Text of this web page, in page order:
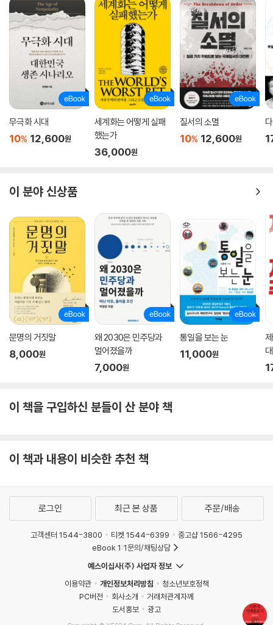
는 관점에 기초해 있다. (…) 재화의 축적은 언제나 사회적 과정의 결실이
며, 이는 공적기간체계(특히 법·조세·교육 제도), 사회적 분업, 수세기 동
안 인류가 쌓아온 지식에 의존한다. 이러한 조건들에서 철저히 그 논리대
로라면, 막대한 자산을 쌓아온 사람들은 그 일부를 공동체에 매년 되돌려
줘야 하고, 그렇게 함으로써 소유는 더이상 영구적이지 않고 일시적이 된
다. _본문 1043쪽
이러한 소유의 확산에 더해 국경·이민·민족·종교 등(경계)을 둘러싼 균열
과 이로 인한 비극들을 평등주의적 연대로 묶어내는 안으로 제시되는 것이
사회연방주의다. 피케티가 제시하는 사회연방주의는 자본에 대한 초민족
적인 규제 및 개입을 발전시키지 못하고 외려 학력 엘리트에 준거하면서
판과 반성에 근거하여, 인민계급의 물질적 이익을 옹호함과 동시에 이런
다. 이는 특히 극우파에 의해 구현될 수 있는 사회토착주의에 대한 좌파의
전략적 대응 방향일 수 있다. 인민계급의 균열과 지배세력의 연합이 세계
경제와 맞물려 불평등을 증폭시키는 현상황에 대한 토마 피케티의 진단은
정치와 경제가 서로 떼려야 뗄 수 없는 관계임을 새삼 환기시켜준다. 정치
와 경제, 혹은 자본과 이데올로기가 뒤얽힌 과거와 현재 그리고 미래를 그
려보는 일은 사회과학 본연의 과제이기도 하다.
무극화 시대
10% 12,600원
세계화는 어떻게 실패
했는가
36,000원
질서의 소멸
10% 12,600원
이 분야 신상품
문명의 거짓말
8,000원
왜 2030은 민주당과
멀어졌을까
7,000원
통일을 보는 눈
11,000원
대
이 책을 구입하신 분들이 산 분야 책
이 책과 내용이 비슷한 추천 책
로그인 최근 본 상품 주문/배송
고객센터 1544-3800 티켓 1544-6399
중고샵 1566-4295
eBook 1:1문의/채팅상담
예스이십사(주) 사업자 정보
이용약관
개인정보처리방침
청소년보호정책
PC버전
회사소개
거래처관계자께
도서홍보
광고